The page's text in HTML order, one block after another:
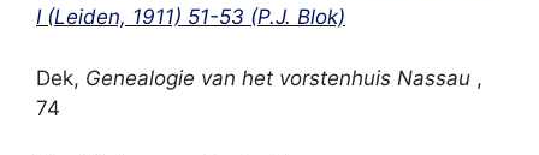
I (Leiden, 1911) 51-53 (P.J. Blok)
Dek, Genealogie van het vorstenhuis Nassau ,
74